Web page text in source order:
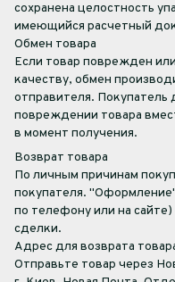
сохранена целостность
имеющийся расчетный
Обмен товара
Если товар поврежден
качеству, обмен
отправителя. Покупатель
повреждении товара
в момент получения.
Возврат товара
По личным причинам
покупателя.
по телефону или на
сделки.
Адрес для возврата
Отправьте товар через